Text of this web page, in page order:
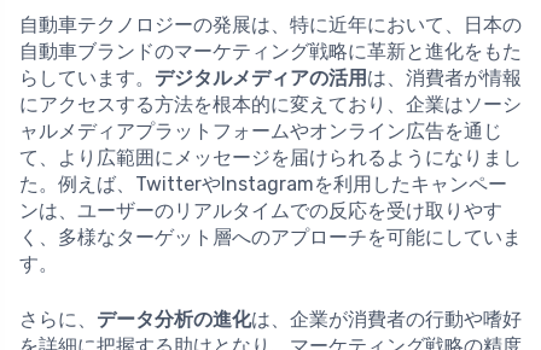
自動車テクノロジーの発展は、特に近年において、日本の
自動車ブランドのマーケティング戦略に革新と進化をもた
らしています。 デジタルメディアの活用 は、消費者が情報
にアクセスする方法を根本的に変えており、企業はソーシ
ャルメディアプラットフォームやオンライン広告を通じ
て、より広範囲にメッセージを届けられるようになりまし
た。例えば、TwitterやInstagramを利用したキャンペー
ンは、ユーザーのリアルタイムでの反応を受け取りやす
く、多様なターゲット層へのアプローチを可能にしていま
す。
さらに、 データ分析の進化は、企業が消費者の行動や嗜好